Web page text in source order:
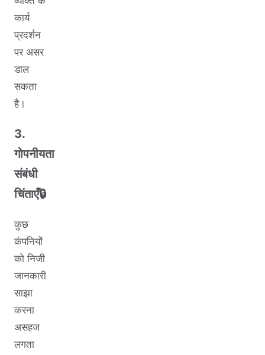
कार्य
प्रदर्शन
पर असर
डाल
सकता
है।
3.
गोपनीयता
संबंधी
चिंताएँ🔒
कुछ
कंपनियों
को निजी
जानकारी
साझा
करना
असहज
लगता